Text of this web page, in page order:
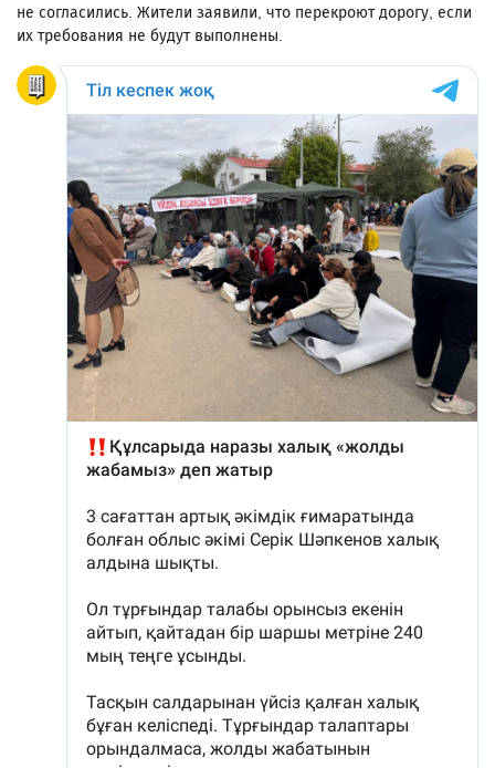
не согласились. Жители заявили, что перекроют дорогу, если
их требования не будут выполнены.